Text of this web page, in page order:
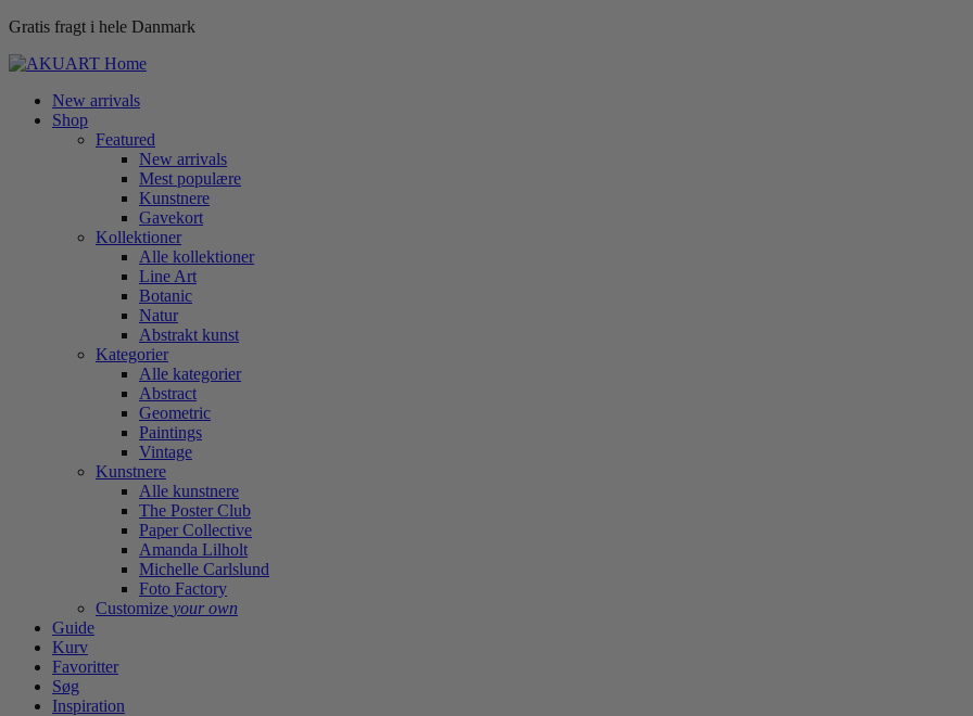
Gratis fragt i hele Danmark
New arrivals
Shop
Featured
New arrivals
Mest populære
Kunstnere
Gavekort
Kollektioner
Alle kollektioner
Line Art
Botanic
Natur
Abstrakt kunst
Kategorier
Alle kategorier
Abstract
Geometric
Paintings
Vintage
Kunstnere
Alle kunstnere
The Poster Club
Paper Collective
Amanda Lilholt
Michelle Carlslund
Foto Factory
Customize your own
Guide
Kurv
Favoritter
Søg
Inspiration